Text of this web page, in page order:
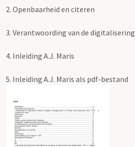
2. Openbaarheid en citeren
3. Verantwoording van de digitalisering
4. Inleiding A.J. Maris
5. Inleiding A.J. Maris als pdf-bestand